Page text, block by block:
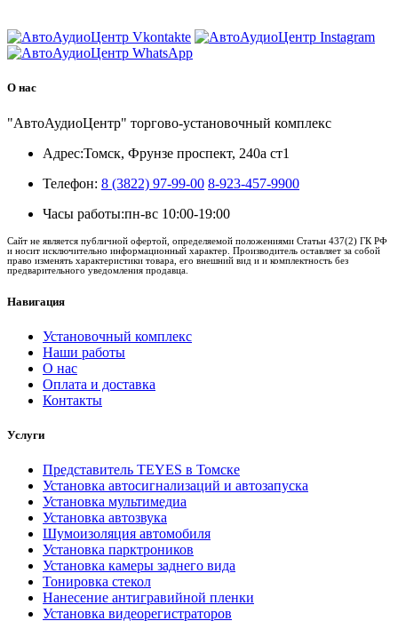
О нас
"АвтоАудиоЦентр" торгово-установочный комплекс
Адрес:Томск, Фрунзе проспект, 240а ст1
Телефон: 8 (3822) 97-99-00 8-923-457-9900
Часы работы:пн-вс 10:00-19:00
Сайт не является публичной офертой, определяемой положениями Статьи 437(2) ГК РФ
и носит исключительно информационный характер. Производитель оставляет за собой
право изменять характеристики товара, его внешний вид и и комплектность без
предварительного уведомления продавца.
Навигация
Установочный комплекс
Наши работы
О нас
Оплата и доставка
Контакты
Услуги
Представитель TEYES в Томске
Установка автосигнализаций и автозапуска
Установка мультимедиа
Установка автозвука
Шумоизоляция автомобиля
Установка парктроников
Установка камеры заднего вида
Тонировка стекол
Нанесение антигравийной пленки
Установка видеорегистраторов